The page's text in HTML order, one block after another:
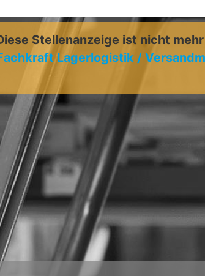
Stellenanzeige ist nicht
Lagerlogistik /